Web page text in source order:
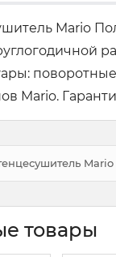
Mario
Mario.
товары